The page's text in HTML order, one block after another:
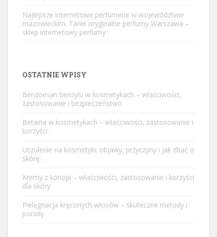
Najlepsze internetowe perfumerie w województwie
mazowieckim. Tanie oryginalne perfumy Warszawa –
sklep internetowy perfumy
OSTATNIE WPISY
Benzoesan benzylu w kosmetykach – właściwości,
zastosowanie i bezpieczeństwo
Betaina w kosmetykach – właściwości, zastosowanie i
korzyści
Uczulenie na kosmetyki: objawy, przyczyny i jak dbać o
skórę
Kremy z konopi – właściwości, zastosowanie i korzyści
dla skóry
Pielęgnacja kręconych włosów – skuteczne metody i
porady